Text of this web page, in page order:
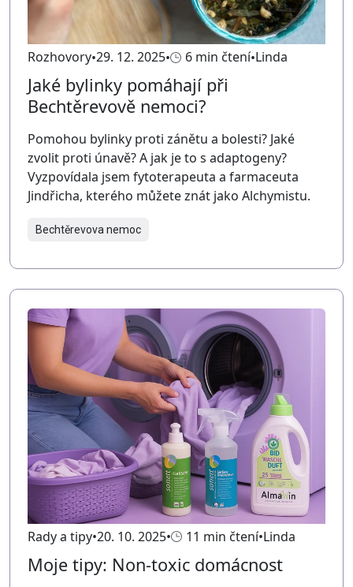
Rozhovory 29. 12. 2025 6 min čtení Linda
Jaké bylinky pomáhají při
Bechtěrevově nemoci?
Pomohou bylinky proti zánětu a bolesti? Jaké
zvolit proti únavě? A jak je to s adaptogeny?
Vyzpovídala jsem fytoterapeuta a farmaceuta
Jindřicha, kterého můžete znát jako Alchymistu.
Bechtěrevova nemoc
Rady a tipy 20. 10. 2025 11 min čtení Linda
Moje tipy: Non-toxic domácnost